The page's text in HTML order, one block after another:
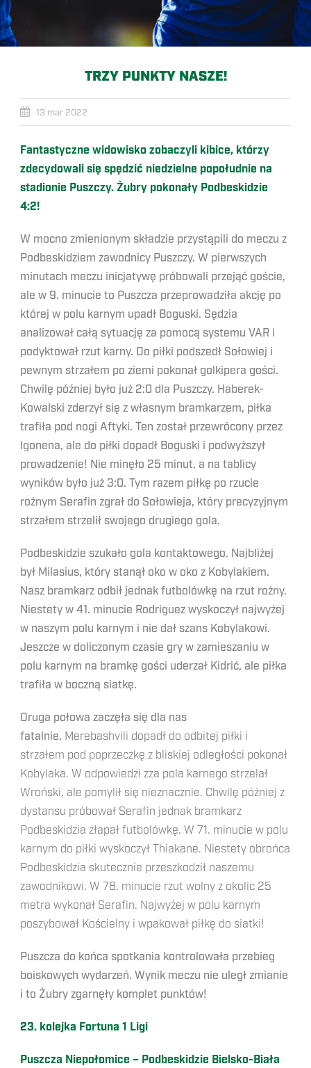
TRZY PUNKTY NASZE!
13 mar 2022
Fantastyczne widowisko zobaczyli kibice, którzy
zdecydowali się spędzić niedzielne popołudnie na
stadionie Puszczy. Żubry pokonały Podbeskidzie
4:2!
W mocno zmienionym składzie przystąpili do meczu z
Podbeskidziem zawodnicy Puszczy. W pierwszych
minutach meczu inicjatywę próbowali przejąć goście,
ale w 9. minucie to Puszcza przeprowadziła akcję po
której w polu karnym upadł Boguski. Sędzia
analizował całą sytuację za pomocą systemu VAR i
podyktował rzut karny. Do piłki podszedł Sołowiej i
pewnym strzałem po ziemi pokonał golkipera gości.
Chwilę później było już 2:0 dla Puszczy. Haberek-
Kowalski zderzył się z własnym bramkarzem, piłka
trafiła pod nogi Aftyki. Ten został przewrócony przez
Igonena, ale do piłki dopadł Boguski i podwyższył
prowadzenie! Nie minęło 25 minut, a na tablicy
wyników było już 3:0. Tym razem piłkę po rzucie
rożnym Serafin zgrał do Sołowieja, który precyzyjnym
strzałem strzelił swojego drugiego gola.
Podbeskidzie szukało gola kontaktowego. Najbliżej
był Milasius, który stanął oko w oko z Kobylakiem.
Nasz bramkarz odbił jednak futbolówkę na rzut rożny.
Niestety w 41. minucie Rodriguez wyskoczył najwyżej
w naszym polu karnym i nie dał szans Kobylakowi.
Jeszcze w doliczonym czasie gry w zamieszaniu w
polu karnym na bramkę gości uderzał Kidrić, ale piłka
trafiła w boczną siatkę.
Druga połowa zaczęła się dla nas
fatalnie. Merebashvili dopadł do odbitej piłki i
strzałem pod poprzeczkę z bliskiej odległości pokonał
Kobylaka. W odpowiedzi zza pola karnego strzelał
Wroński, ale pomylił się nieznacznie. Chwilę później z
dystansu próbował Serafin jednak bramkarz
Podbeskidzia złapał futbolówkę. W 71. minucie w polu
karnym do piłki wyskoczył Thiakane. Niestety obrońca
Podbeskidzia skutecznie przeszkodził naszemu
zawodnikowi. W 78. minucie rzut wolny z okolic 25
metra wykonał Serafin. Najwyżej w polu karnym
poszybował Kościelny i wpakował piłkę do siatki!
Puszcza do końca spotkania kontrolowała przebieg
boiskowych wydarzeń. Wynik meczu nie uległ zmianie
i to Żubry zgarnęły komplet punktów!
23. kolejka Fortuna 1 Ligi
Puszcza Niepołomice – Podbeskidzie Bielsko-Biała